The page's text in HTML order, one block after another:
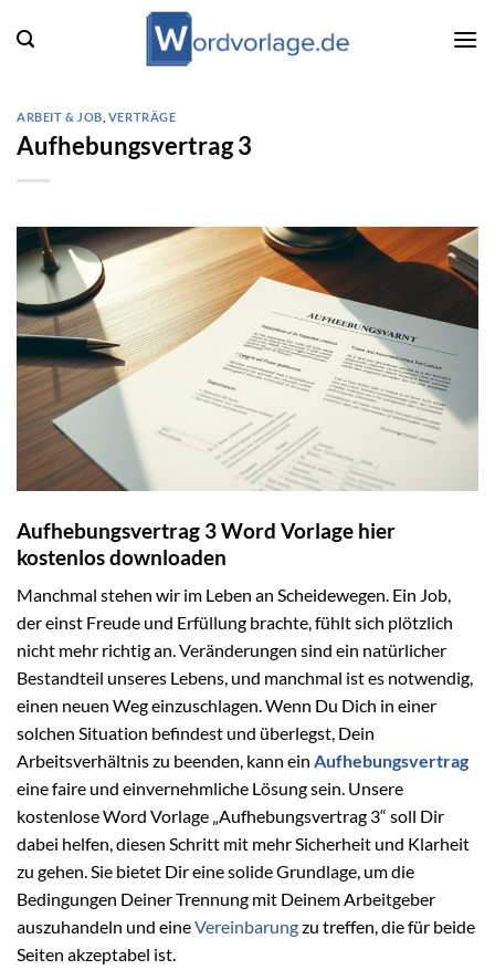
Inhalt
ARBEIT & JOB VERTRÄGE
Aufhebungsvertrag 3
Aufhebungsvertrag 3 Word Vorlage hier
kostenlos downloaden
Manchmal stehen wir im Leben an Scheidewegen. Ein Job,
der einst Freude und Erfüllung brachte, fühlt sich plötzlich
nicht mehr richtig an. Veränderungen sind ein natürlicher
Bestandteil unseres Lebens, und manchmal ist es notwendig,
einen neuen Weg einzuschlagen. Wenn Du Dich in einer
solchen Situation befindest und überlegst, Dein
Arbeitsverhältnis zu beenden, kann ein Aufhebungsvertrag
eine faire und einvernehmliche Lösung sein. Unsere
kostenlose Word Vorlage „Aufhebungsvertrag 3“ soll Dir
dabei helfen, diesen Schritt mit mehr Sicherheit und Klarheit
zu gehen. Sie bietet Dir eine solide Grundlage, um die
Bedingungen Deiner Trennung mit Deinem Arbeitgeber
auszuhandeln und eineVereinbarungzu treffen, die für beide
Seiten akzeptabel ist.